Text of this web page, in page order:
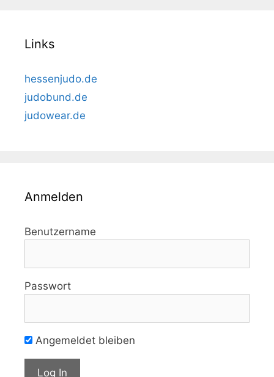
Links
hessenjudo.de
judobund.de
judowear.de
Anmelden
Benutzername
Passwort
Angemeldet bleiben